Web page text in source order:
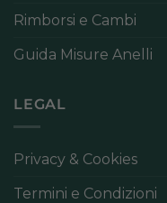
Rimborsi e Cambi
Guida Misure Anelli
LEGAL
Privacy & Cookies
Termini e Condizioni